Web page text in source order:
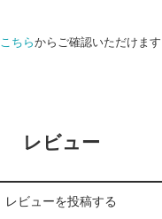
こちらからご確認いただけます
レビュー
レビューを投稿する